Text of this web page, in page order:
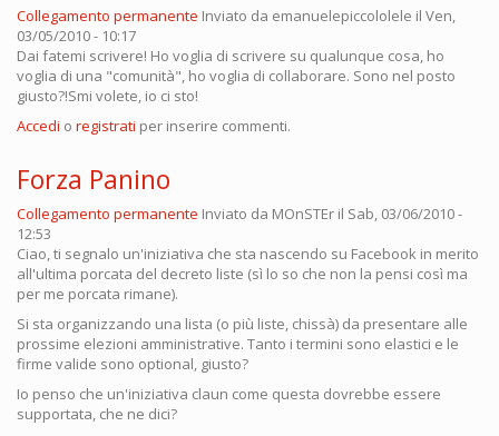
Collegamento permanente Inviato da emanuelepiccololele il Ven,
03/05/2010 - 10:17
Dai fatemi scrivere! Ho voglia di scrivere su qualunque cosa, ho
voglia di una "comunità", ho voglia di collaborare. Sono nel posto
giusto?!Smi volete, io ci sto!
Accedi o registrati per inserire commenti.
Forza Panino
Collegamento permanente Inviato da MOnSTEr il Sab, 03/06/2010 -
12:53
Ciao, ti segnalo un'iniziativa che sta nascendo su Facebook in merito
all'ultima porcata del decreto liste (sì lo so che non la pensi così ma
per me porcata rimane).
Si sta organizzando una lista (o più liste, chissà) da presentare alle
prossime elezioni amministrative. Tanto i termini sono elastici e le
firme valide sono optional, giusto?
Io penso che un'iniziativa claun come questa dovrebbe essere
supportata, che ne dici?